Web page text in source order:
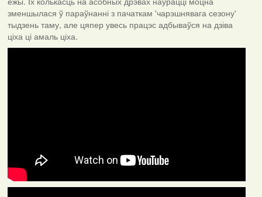
зменшылася ў параўнанні з пачаткам 'чарэшнявага сезону'
тыдзень таму, але цяпер увесь працэс адбываўся на дзіва
ціха ці амаль ціха.